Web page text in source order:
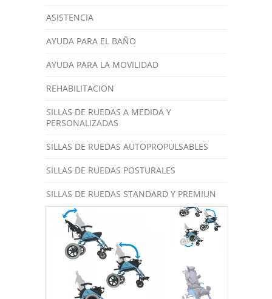
ASISTENCIA
AYUDA PARA EL BAÑO
AYUDA PARA LA MOVILIDAD
REHABILITACION
SILLAS DE RUEDAS A MEDIDA Y
PERSONALIZADAS
SILLAS DE RUEDAS AUTOPROPULSABLES
SILLAS DE RUEDAS POSTURALES
SILLAS DE RUEDAS STANDARD Y PREMIUN